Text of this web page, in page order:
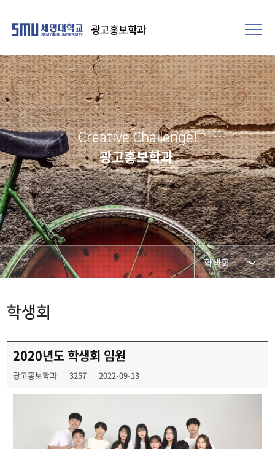
광고홍보학과
Creative Challenge!
광고홍보학과
학생회
학생회
2020년도 학생회 임원
광고홍보학과 3257 2022-09-13